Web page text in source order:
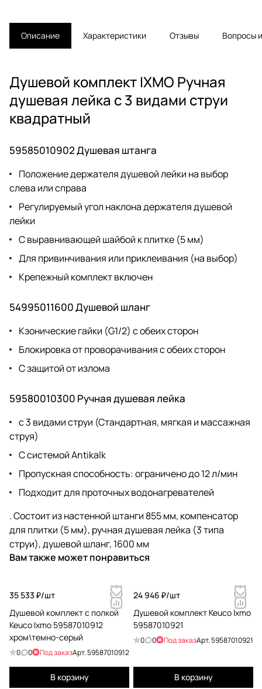
Описание Характеристики Отзывы Вопросы
Душевой комплект IXMO Ручная
душевая лейка c 3 видами струи
квадратный
59585010902 Душевая штанга
Положение держателя душевой лейки на выбор
слева или справа
Pегулируемый угол наклона держателя душевой
лейки
C выравнивающей шайбой к плитке (5 мм)
Для привинчивания или приклеивания (на выбор)
Крепежный комплект включен
54995011600 Душевой шланг
Kзонические гайки (G1/2) с обеих сторон
Блокировка от проворачивания с обеих сторон
C защитой от излома
59580010300 Ручная душевая лейка
c 3 видами струи (Стандартная, мягкая и массажная
струя)
C системой Antikalk
Пропускная способность: ограничено до 12 л/мин
Подходит для проточных водонагревателей
. Состоит из настенной штанги 855 мм, компенсатор
для плитки (5 мм), ручная душевая лейка (3 типа
струи), душевой шланг, 1600 мм
Вам также может понравиться
35 533 ₽/шт
Душевой комплект с полкой
Keuco Ixmo 59587010912
хром\темно-серый
0 0 Под заказАрт.59587010912
В корзину
24 946 ₽/шт
Душевой комплект Keuco Ixmo
59587010921
0 0 Под заказАрт.59587010921
В корзину